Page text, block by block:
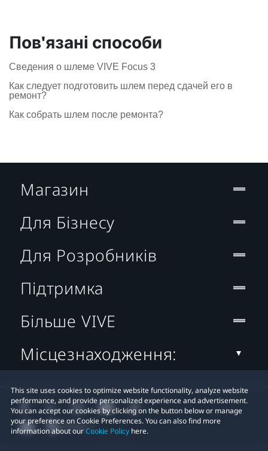
Пов'язані способи
Сведения о шлеме VIVE Focus 3
Как следует подготовить шлем перед сдачей его в
ремонт?
Как собрать шлем после ремонта?
This site uses cookies to optimize website functionality, analyze website
performance, and provide personalized experience and advertisement.
You can accept our cookies by clicking on the button below or manage
your preference on Cookie Preferences. You can also find more
information about ourCookie Policy here.
Магазин
Для Бізнесу
Для Розробників
Підтримка
Більше VIVE
Місцезнаходження: